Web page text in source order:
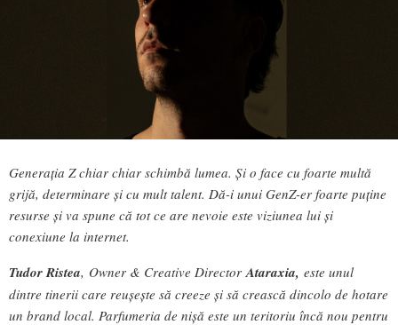
Generația Z chiar chiar schimbă lumea. Și o face cu foarte multă
grijă, determinare și cu mult talent. Dă-i unui GenZ-er foarte puține
resurse și va spune că tot ce are nevoie este viziunea lui și
conexiune la internet.
Tudor Ristea, Owner & Creative Director Ataraxia, este unul
dintre tinerii care reușește să creeze și să crească dincolo de hotare
un brand local. Parfumeria de nișă este un teritoriu încă nou pentru